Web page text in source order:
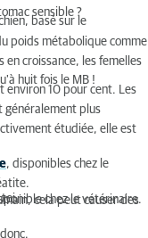
sensible ?
basé sur le
poids métabolique comme
en croissance, les femelles
huit fois le MB !
environ 10 pour cent. Les
généralement plus
étudiée, elle est
, disponibles chez le
toi. chez le vétérinaire.
cela peut causer des